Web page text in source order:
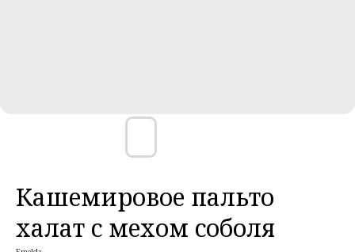
Кашемировое пальто
халат с мехом соболя